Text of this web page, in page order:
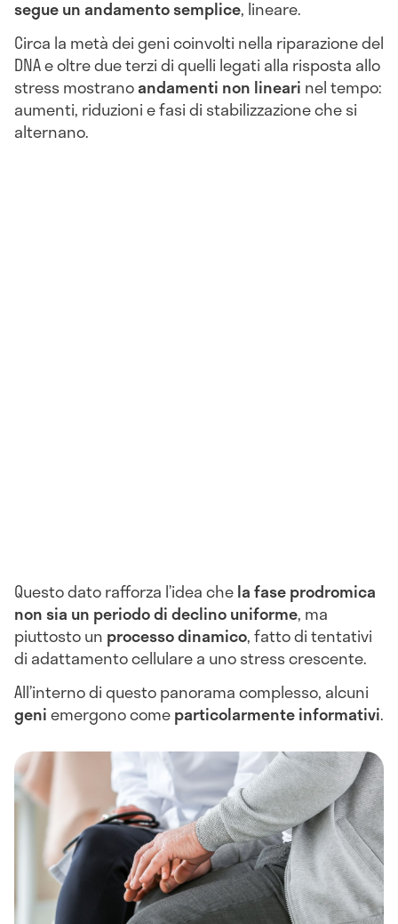
segue un andamento semplice, lineare.
Circa la metà dei geni coinvolti nella riparazione del
DNA e oltre due terzi di quelli legati alla risposta allo
stress mostranoandamenti non lineari nel tempo:
aumenti, riduzioni e fasi di stabilizzazione che si
alternano.
Questo dato rafforza l’idea chela fase prodromica
non sia un periodo di declino uniforme, ma
piuttosto un processo dinamico, fatto di tentativi
di adattamento cellulare a uno stress crescente.
All’interno di questo panorama complesso, alcuni
geniemergono comeparticolarmente informativi.